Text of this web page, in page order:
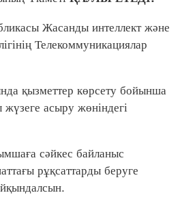
Жасанды интеллект және
Телекоммуникациялар
қызметтер көрсету бойынша
жүзеге асыру жөніндегі
сәйкес байланыс
рұқсаттарды беруге